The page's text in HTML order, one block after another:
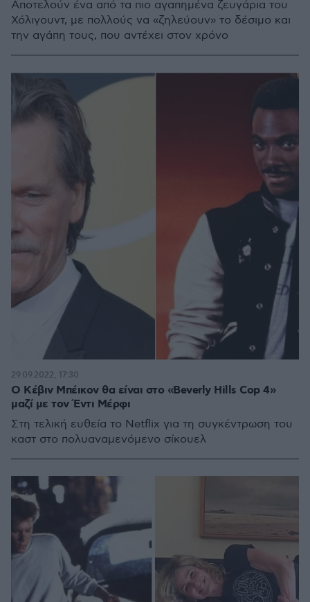
Αποτελούν ένα από τα πιο αγαπημένα ζευγάρια του
Χόλιγουντ, με πολλούς να «ζηλεύουν» το δέσιμο και
την αγάπη τους, που αντέχει στον χρόνο
Ο Κέβιν Μπέικον θα είναι στο «Beverly Hills Cop 4»
μαζί με τον Έντι Μέρφι
Στη τελική ευθεία το Netflix για τη συγκέντρωση του
καστ στο πολυαναμενόμενο σίκουελ
29.09.2022, 17:30